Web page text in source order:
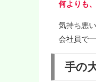
何よりも
気持ち悪い
会社員で一
手の